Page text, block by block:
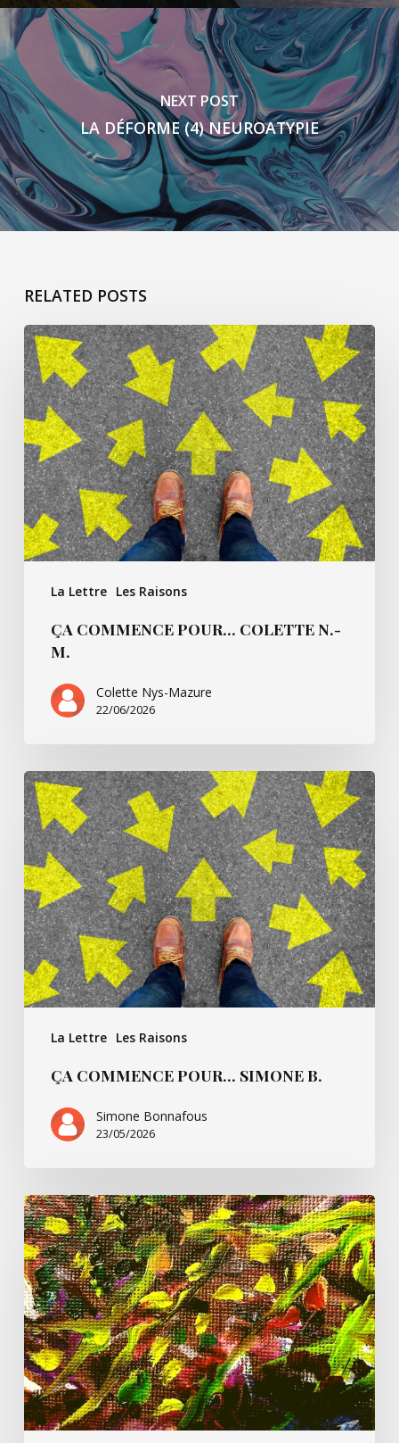
NEXT POST
LA DÉFORME (4) NEUROATYPIE
RELATED POSTS
La Lettre Les Raisons
Ça
commence
pour…
Colette
N.-
M.
ÇA COMMENCE POUR… COLETTE N.-
M.
Colette Nys-Mazure
22/06/2026
La Lettre Les Raisons
Ça
commence
pour…
Simone
B.
ÇA COMMENCE POUR… SIMONE B.
Simone Bonnafous
23/05/2026
Un
peu
de
Paul
Ricoeur
et
nous